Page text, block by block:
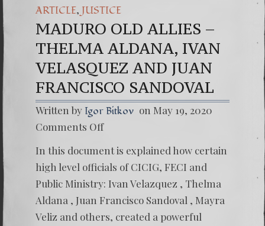
ARTICLE, JUSTICE
MADURO OLD ALLIES –
THELMA ALDANA, IVAN
VELASQUEZ AND JUAN
FRANCISCO SANDOVAL
Written by Igor Bitkov on May 19, 2020
Comments Off
In this document is explained how certain
high level officials of CICIG, FECI and
Public Ministry: Ivan Velazquez , Thelma
Aldana , Juan Francisco Sandoval , Mayra
Veliz and others, created a powerful